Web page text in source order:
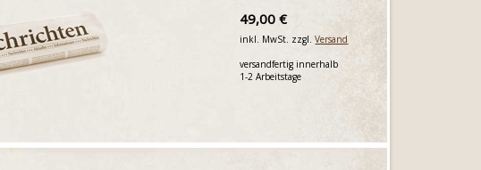
49,00 €
inkl. MwSt. zzgl.Versand
versandfertig innerhalb
1-2 Arbeitstage